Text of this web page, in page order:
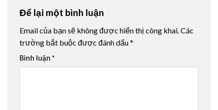
Để lại một bình luận
Email của bạn sẽ không được hiển thị công khai.Các
trường bắt buộc được đánh dấu*
Bình luận *